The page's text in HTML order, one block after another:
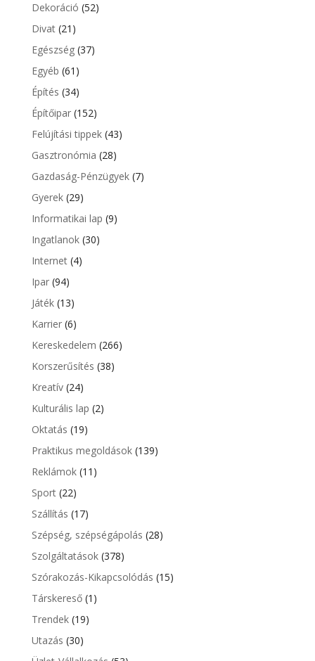
Dekoráció (52)
Divat(21)
Egészség(37)
Egyéb (61)
Építés (34)
Építőipar(152)
Felújítási tippek(43)
Gasztronómia (28)
Gazdaság-Pénzügyek(7)
Gyerek(29)
Informatikai lap (9)
Ingatlanok(30)
Internet(4)
Ipar(94)
Játék(13)
Karrier(6)
Kereskedelem (266)
Korszerűsítés (38)
Kreatív(24)
Kulturális lap (2)
Oktatás (19)
Praktikus megoldások(139)
Reklámok(11)
Sport(22)
Szállítás (17)
Szépség, szépségápolás (28)
Szolgáltatások(378)
Szórakozás-Kikapcsolódás (15)
Társkereső(1)
Trendek(19)
Utazás (30)